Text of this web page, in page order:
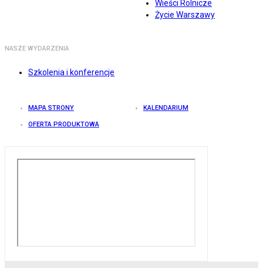
Wieści Rolnicze
Życie Warszawy
NASZE WYDARZENIA
Szkolenia i konferencje
MAPA STRONY KALENDARIUM
OFERTA PRODUKTOWA